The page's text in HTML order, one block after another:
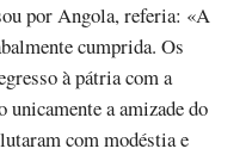
por Angola, referia: «A
cumprida. Os
à pátria com a
unicamente a amizade do
com modéstia e